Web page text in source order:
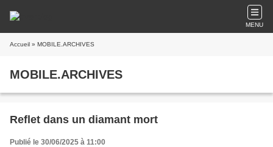
MENU
Accueil » MOBILE.ARCHIVES
MOBILE.ARCHIVES
Reflet dans un diamant mort
Publié le 30/06/2025 à 11:00